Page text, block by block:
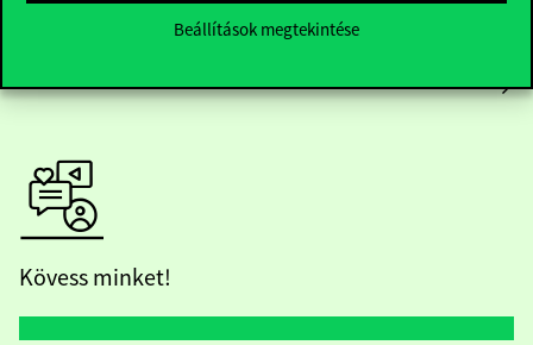
Beállítások megtekintése
RRF
Kövess minket!